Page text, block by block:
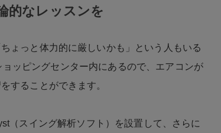
的なレッスンを
ょっと体力的に厳しいかも」という人もいる
ッピングセンター内にあるので、エアコンが
することができます。
（スイング解析ソフト）を設置して、さらに